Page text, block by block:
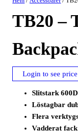
TB20 –
Login to see price
Slitstark
Löstagbar
Flera
Vadderat